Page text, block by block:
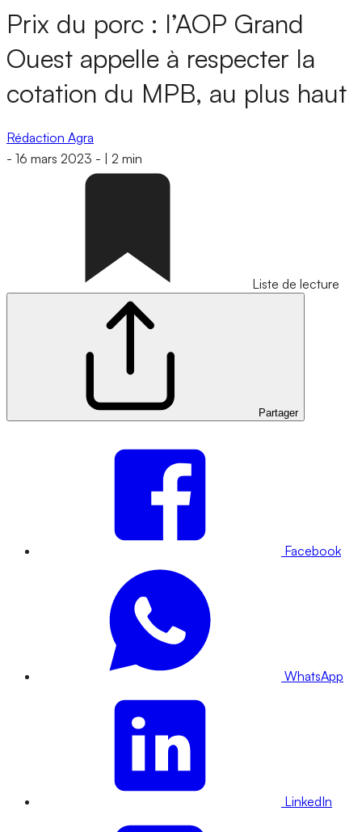
Prix du porc : l’AOP Grand
Ouest appelle à respecter la
cotation du MPB, au plus haut
Rédaction Agra
- 16 mars 2023 - 2 min
Liste de lecture
Partager
Facebook
WhatsApp
LinkedIn